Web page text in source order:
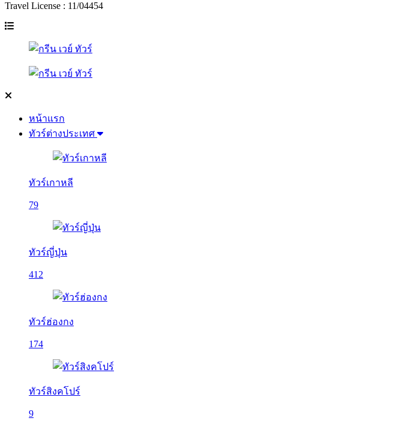
Travel License : 11/04454
หน้าแรก
ทัวร์ต่างประเทศ
ทัวร์เกาหลี
79
ทัวร์ญี่ปุ่น
412
ทัวร์ฮ่องกง
174
ทัวร์สิงคโปร์
9